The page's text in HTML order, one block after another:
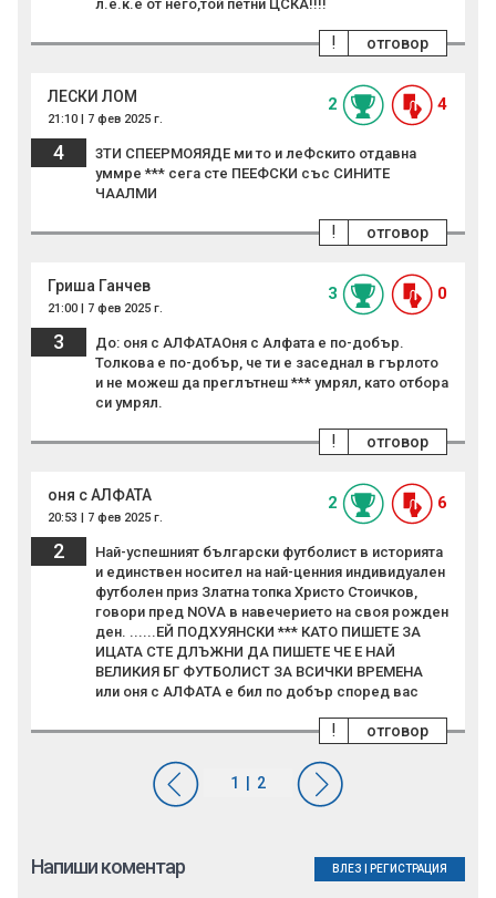
л.е.к.е от него,той петни ЦСКА!!!!
отговор
!
ЛЕСКИ ЛОМ
21:10 | 7 фев 2025 г.
2 4
4
3ТИ СПЕЕРМОЯЯДЕ ми то и леФскито отдавна
уммре *** сега сте ПЕЕФСКИ със СИНИТЕ
ЧААЛМИ
отговор
!
Гриша Ганчев
21:00 | 7 фев 2025 г.
3 0
3
До: оня с АЛФАТАОня с Алфата е по-добър.
Толкова е по-добър, че ти е заседнал в гърлото
и не можеш да преглътнеш *** умрял, като отбора
си умрял.
отговор
!
оня с АЛФАТА
20:53 | 7 фев 2025 г.
2 6
2
Най-успешният български футболист в историята
и единствен носител на най-ценния индивидуален
футболен приз Златна топка Христо Стоичков,
говори пред NOVA в навечерието на своя рожден
ден. ......ЕЙ ПОДХУЯНСКИ *** КАТО ПИШЕТЕ ЗА
ИЦАТА СТЕ ДЛЪЖНИ ДА ПИШЕТЕ ЧЕ Е НАЙ
ВЕЛИКИЯ БГ ФУТБОЛИСТ ЗА ВСИЧКИ ВРЕМЕНА
или оня с АЛФАТА е бил по добър според вас
отговор
!
Напиши коментар ВЛЕЗ РЕГИСТРАЦИЯ